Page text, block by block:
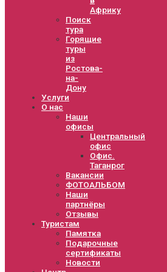
Африку
Поиск
тура
Горящие
туры
из
Ростова-
на-
Дону
Услуги
О нас
Наши
офисы
Центральный
офис
Офис.
Таганрог
Вакансии
ФОТОАЛЬБОМ
Наши
партнёры
Отзывы
Туристам
Памятка
Подарочные
сертификаты
Новости